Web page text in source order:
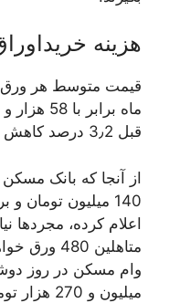
هزینه
قبل 3٫2 درصد کاهش پیدا کرد.
از آنجا که بانک
متاهلین